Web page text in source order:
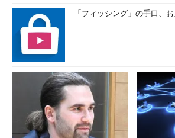
「フィッシング」の手口、